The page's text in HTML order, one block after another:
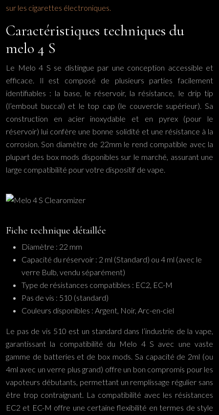
sur les cigarettes électroniques.
Caractéristiques techniques du
melo 4 S
Le Melo 4 S se distingue par une conception accessible et
efficace. Il est composé de plusieurs parties facilement
identifiables : la base, le réservoir, la résistance, le drip tip
(l’embout buccal) et le top cap (le couvercle supérieur). Sa
construction en acier inoxydable et en pyrex (pour le
réservoir) lui confère une bonne solidité et une résistance à la
corrosion. Son diamètre de 22mm le rend compatible avec la
plupart des box mods disponibles sur le marché, assurant une
large compatibilité pour votre dispositif de vape.
Fiche technique détaillée
Diamètre : 22 mm
Capacité du réservoir : 2 ml (Standard) ou 4 ml (avec le
verre Bulb, vendu séparément)
Type de résistances compatibles : EC2, EC-M
Pas de vis : 510 (standard)
Couleurs disponibles : Argent, Noir, Arc-en-ciel
Le pas de vis 510 est un standard dans l’industrie de la vape,
garantissant la compatibilité du Melo 4 S avec une vaste
gamme de batteries et de box mods. Sa capacité de 2ml (ou
4ml avec un verre plus grand) offre un bon compromis pour les
vapoteurs débutants, permettant un remplissage régulier sans
être trop contraignant. La compatibilité avec les résistances
EC2 et EC-M offre une certaine flexibilité en termes de style